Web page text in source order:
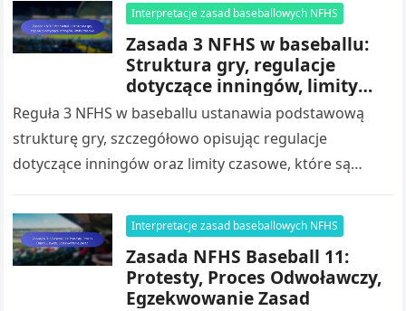
Interpretacje zasad baseballowych NFHS
Zasada 3 NFHS w baseballu:
Struktura gry, regulacje
dotyczące inningów, limity
czasowe
Reguła 3 NFHS w baseballu ustanawia podstawową
strukturę gry, szczegółowo opisując regulacje
dotyczące inningów oraz limity czasowe, które są
średnich….
Interpretacje zasad baseballowych NFHS
Zasada NFHS Baseball 11:
Protesty, Proces Odwoławczy,
Egzekwowanie Zasad